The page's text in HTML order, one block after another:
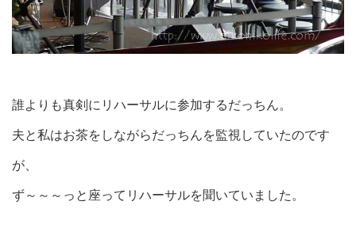
誰よりも真剣にリハーサルに参加するだっちん。
夫と私はお茶をしながらだっちんを監視していたのです
が、
ず～～～っと座ってリハーサルを聞いていました。